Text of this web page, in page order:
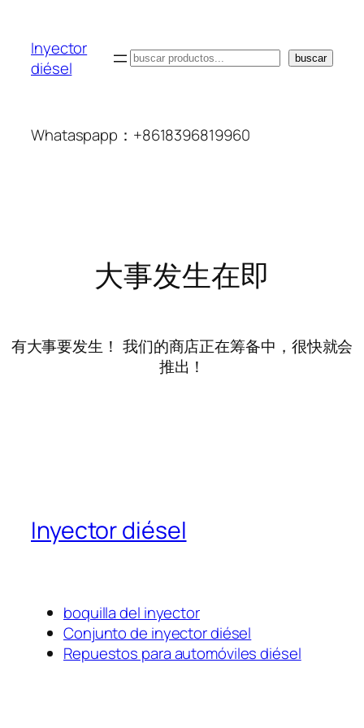
Inyector
diésel
搜
buscar
Whataspapp：+8618396819960
大事发生在即
有大事要发生！ 我们的商店正在筹备中，很快就会
推出！
Inyector diésel
boquilla del inyector
Conjunto de inyector diésel
Repuestos para automóviles diésel